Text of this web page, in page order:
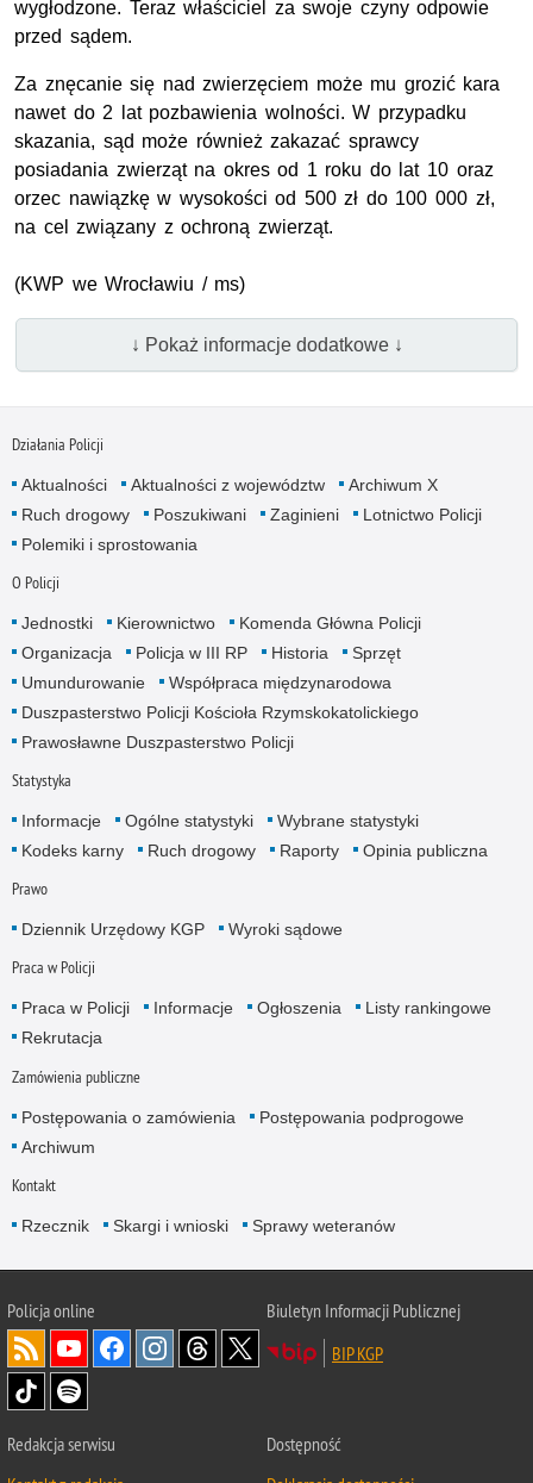
wygłodzone. Teraz właściciel za swoje czyny odpowie
przed sądem.
Za znęcanie się nad zwierzęciem może mu grozić kara
nawet do 2 lat pozbawienia wolności. W przypadku
skazania, sąd może również zakazać sprawcy
posiadania zwierząt na okres od 1 roku do lat 10 oraz
orzec nawiązkę w wysokości od 500 zł do 100 000 zł,
na cel związany z ochroną zwierząt.
(KWP we Wrocławiu / ms)
↓ Pokaż informacje dodatkowe ↓
Działania Policji
Aktualności Aktualności z województw
Archiwum X
Ruch drogowy
Poszukiwani Zaginieni
Lotnictwo Policji
Polemiki i sprostowania
O Policji
Jednostki Kierownictwo
Komenda Główna Policji
Organizacja
Policja w III RP Historia
Sprzęt
Umundurowanie
Współpraca międzynarodowa
Duszpasterstwo Policji Kościoła Rzymskokatolickiego
Prawosławne Duszpasterstwo Policji
Statystyka
Informacje Ogólne statystyki
Wybrane statystyki
Kodeks karny
Ruch drogowy Raporty Opinia publiczna
Prawo
Dziennik Urzędowy KGP Wyroki sądowe
Praca w Policji
Praca w Policji Informacje Ogłoszenia
Listy rankingowe
Rekrutacja
Zamówienia publiczne
Postępowania o zamówienia
Postępowania podprogowe
Archiwum
Kontakt
Rzecznik Skargi i wnioski Sprawy weteranów
Policjaonline
Biuletyn Informacji Publicznej
BIP KGP
Redakcja serwisu
Dostępność